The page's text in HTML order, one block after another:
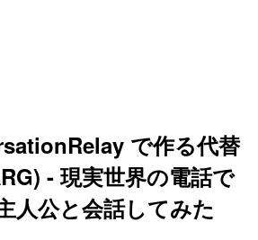
で作る代替
- 現実世界の電話で
人公と会話してみた